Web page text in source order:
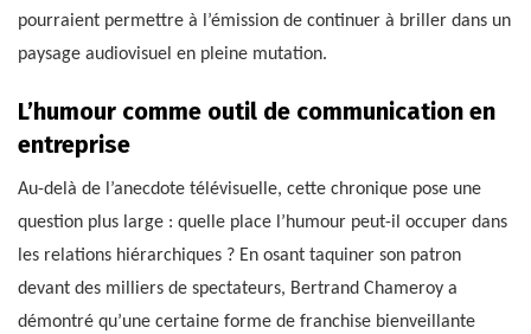
pourraient permettre à l’émission de continuer à briller dans un
paysage audiovisuel en pleine mutation.
L’humour comme outil de communication en
entreprise
Au-delà de l’anecdote télévisuelle, cette chronique pose une
question plus large : quelle place l’humour peut-il occuper dans
les relations hiérarchiques ? En osant taquiner son patron
devant des milliers de spectateurs, Bertrand Chameroy a
démontré qu’une certaine forme de franchise bienveillante